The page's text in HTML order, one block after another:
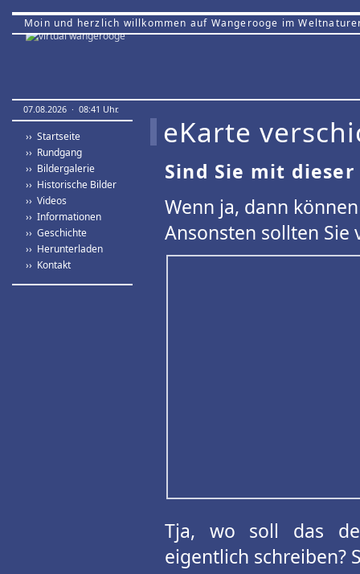
Moin und herzlich willkommen auf Wangerooge im
07.08.2026 · 08:41 Uhr.
›› Startseite
›› Rundgang
›› Bildergalerie
›› Historische Bilder
›› Videos
›› Informationen
›› Geschichte
›› Herunterladen
›› Kontakt
eKarte
Sind Sie mit
Wenn ja, dann
Ansonsten sollten
Tja, wo soll das
eigentlich schreiben?